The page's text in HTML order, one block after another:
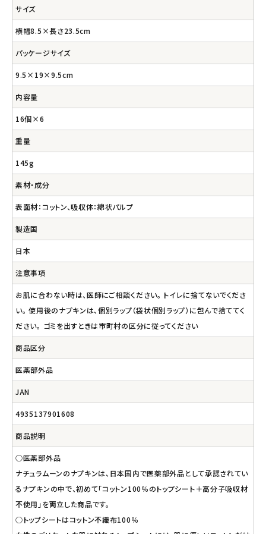
サイズ
横幅8.5×長さ23.5cm
パッケージサイズ
9.5×19×9.5cm
内容量
16個×6
重量
145g
素材・成分
表面材：コットン、吸収体：綿状パルプ
製造国
日本
注意事項
お肌に合わない時は、医師にご相談ください。 トイレに捨てないでくださ
い。 使用後のナプキンは、個別ラップ（袋状個別ラップ）に包んで捨ててく
ださい。 ゴミを出すときは市町村の区分に従ってください
商品区分
医薬部外品
JAN
4935137901608
商品説明
○医薬部外品
ナチュラムーンのナプキンは、日本国内で医薬部外品として承認されてい
るナプキンの中で、初めて「コットン100％のトップシート＋高分子吸収材
不使用」を両立した商品です。
○トップシートはコットン不織布100％